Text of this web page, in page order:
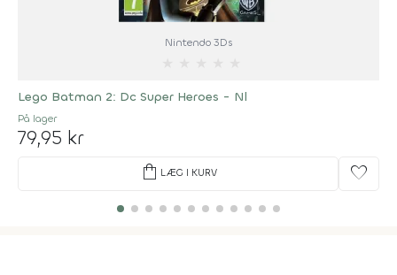
Nintendo 3Ds
Lego Batman 2: Dc Super Heroes - Nl
På lager
79,95 kr
shopping_bag LÆG I KURV favorite